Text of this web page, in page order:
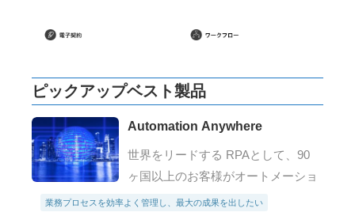
ピックアップベスト製品
Automation Anywhere
世界をリードする RPAとして、90
ヶ国以上のお客様がオートメーショ
ン・エニウェアを選ばれています。
業務プロセスを効率よく管理し、最大の成果を出したい